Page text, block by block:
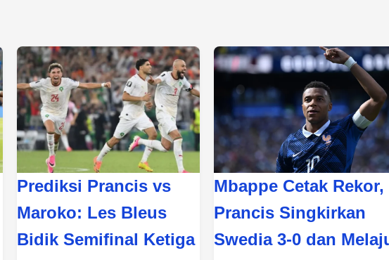
Prediksi Prancis vs
Maroko: Les Bleus
Bidik Semifinal Ketiga
Mbappe Cetak Rekor,
Prancis Singkirkan
Swedia 3-0 dan